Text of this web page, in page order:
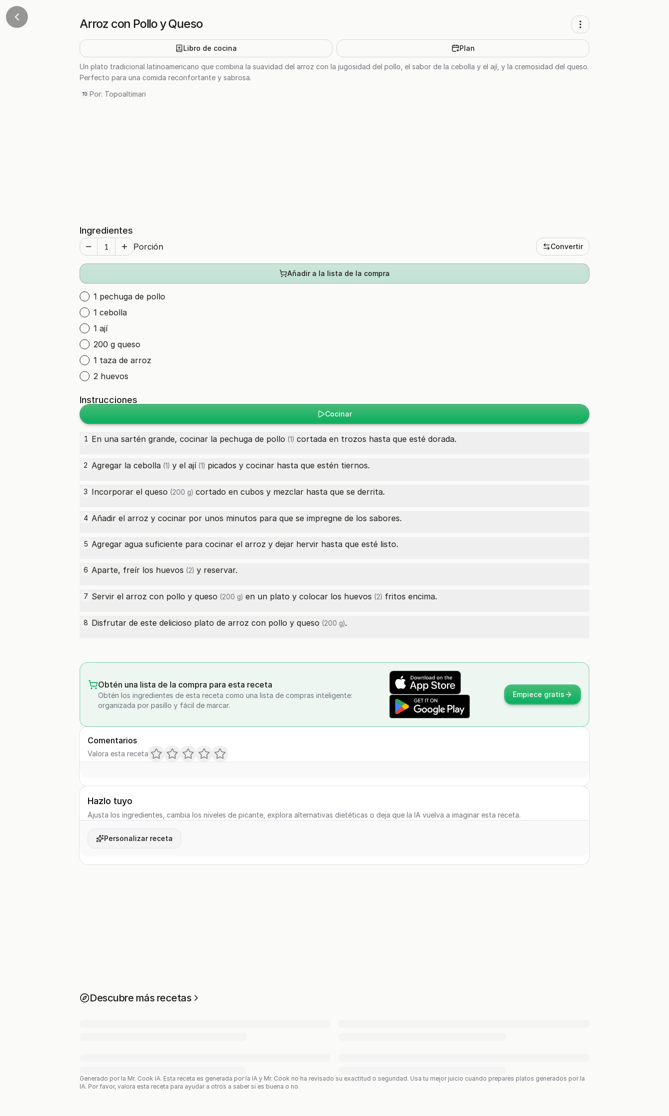
Arroz con Pollo y Queso
Libro de cocina Plan
Un plato tradicional latinoamericano que combina la suavidad del arroz con la jugosidad del pollo, el sabor de la cebolla y el ají, y la cremosidad del queso.
Perfecto para una comida reconfortante y sabrosa.
TO Por: Topoaltimari
Ingredientes
Porción Convertir
Añadir a la lista de la compra
1 pechuga de pollo
1 cebolla
1 ají
200 g queso
1 taza de arroz
2 huevos
Instrucciones
Cocinar
1 En una sartén grande, cocinar la pechuga de pollo (1) cortada en trozos hasta que esté dorada.
2 Agregar la cebolla (1) y el ají (1) picados y cocinar hasta que estén tiernos.
3 Incorporar el queso (200 g) cortado en cubos y mezclar hasta que se derrita.
4 Añadir el arroz y cocinar por unos minutos para que se impregne de los sabores.
5 Agregar agua suficiente para cocinar el arroz y dejar hervir hasta que esté listo.
6 Aparte, freír los huevos (2) y reservar.
7 Servir el arroz con pollo y queso (200 g) en un plato y colocar los huevos (2) fritos encima.
8 Disfrutar de este delicioso plato de arroz con pollo y queso (200 g).
Obtén una lista de la compra para esta receta
Obtén los ingredientes de esta receta como una lista de compras inteligente:
organizada por pasillo y fácil de marcar.
Empiece gratis
Comentarios
Valora esta receta
Hazlo tuyo
Ajusta los ingredientes, cambia los niveles de picante, explora alternativas dietéticas o deja que la IA vuelva a imaginar esta receta.
Personalizar receta
Descubre más recetas
Generado por la Mr. Cook IA. Esta receta es generada por la IA y Mr. Cook no ha revisado su exactitud o seguridad. Usa tu mejor juicio cuando prepares platos generados por la
IA. Por favor, valora esta receta para ayudar a otros a saber si es buena o no.